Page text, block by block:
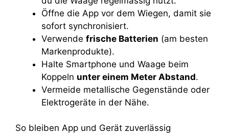
Öffne die App vor dem Wiegen, damit sie
sofort synchronisiert.
Verwende frische Batterien (am besten
Markenprodukte).
Halte Smartphone und Waage beim
Koppeln unter einem Meter Abstand.
Vermeide metallische Gegenstände oder
Elektrogeräte in der Nähe.
So bleiben App und Gerät zuverlässig